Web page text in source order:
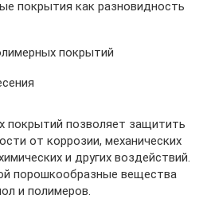
покрытия как разновидность
покрытий
покрытий позволяет защитить
от коррозии, механических
и других воздействий.
порошкообразные вещества
и полимеров.